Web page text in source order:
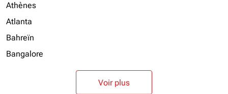
Athènes
Atlanta
Bahreïn
Bangalore
Voir plus